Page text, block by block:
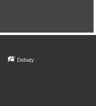
Debaty